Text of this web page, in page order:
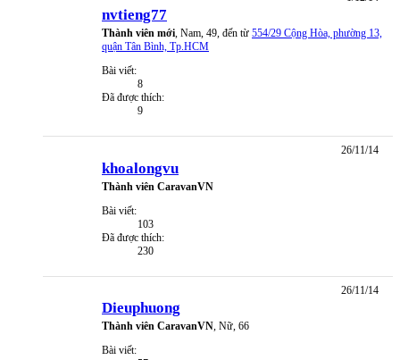
nvtieng77
Thành viên mới, Nam, 49, đến từ 554/29 Cộng Hòa, phường 13,
quận Tân Bình, Tp.HCM
Bài viết:
8
Đã được thích:
9
26/11/14
khoalongvu
Thành viên CaravanVN
Bài viết:
103
Đã được thích:
230
26/11/14
Dieuphuong
Thành viên CaravanVN, Nữ, 66
Bài viết: